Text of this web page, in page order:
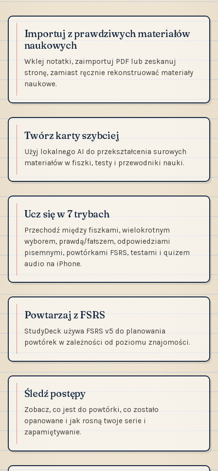
Importuj z prawdziwych materiałów
naukowych
Wklej notatki, zaimportuj PDF lub zeskanuj
stronę, zamiast ręcznie rekonstruować materiały
naukowe.
Twórz karty szybciej
Użyj lokalnego AI do przekształcenia surowych
materiałów w fiszki, testy i przewodniki nauki.
Ucz się w 7 trybach
Przechodź między fiszkami, wielokrotnym
wyborem, prawdą/fałszem, odpowiedziami
pisemnymi, powtórkami FSRS, testami i quizem
audio na iPhone.
Powtarzaj z FSRS
StudyDeck używa FSRS v5 do planowania
powtórek w zależności od poziomu znajomości.
Śledź postępy
Zobacz, co jest do powtórki, co zostało
opanowane i jak rosną twoje serie i
zapamiętywanie.